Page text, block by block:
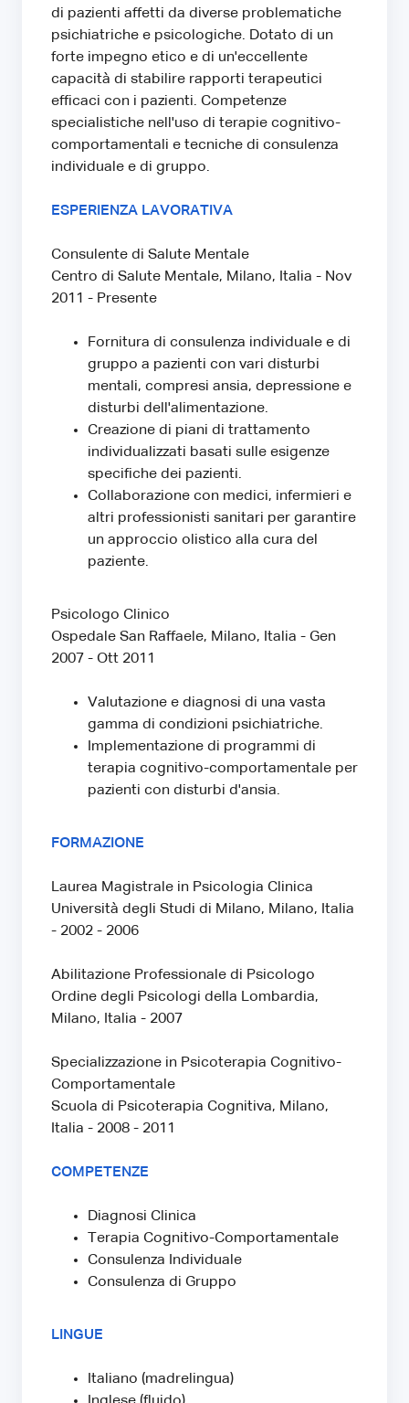
di pazienti affetti da diverse problematiche
psichiatriche e psicologiche. Dotato di un
forte impegno etico e di un'eccellente
capacità di stabilire rapporti terapeutici
efficaci con i pazienti. Competenze
specialistiche nell'uso di terapie cognitivo-
comportamentali e tecniche di consulenza
individuale e di gruppo.
ESPERIENZA LAVORATIVA
Consulente di Salute Mentale
Centro di Salute Mentale, Milano, Italia - Nov
2011 - Presente
Fornitura di consulenza individuale e di
gruppo a pazienti con vari disturbi
mentali, compresi ansia, depressione e
disturbi dell'alimentazione.
Creazione di piani di trattamento
individualizzati basati sulle esigenze
specifiche dei pazienti.
Collaborazione con medici, infermieri e
altri professionisti sanitari per garantire
un approccio olistico alla cura del
paziente.
Psicologo Clinico
Ospedale San Raffaele, Milano, Italia - Gen
2007 - Ott 2011
Valutazione e diagnosi di una vasta
gamma di condizioni psichiatriche.
Implementazione di programmi di
terapia cognitivo-comportamentale per
pazienti con disturbi d'ansia.
FORMAZIONE
Laurea Magistrale in Psicologia Clinica
Università degli Studi di Milano, Milano, Italia
- 2002 - 2006
Abilitazione Professionale di Psicologo
Ordine degli Psicologi della Lombardia,
Milano, Italia - 2007
Specializzazione in Psicoterapia Cognitivo-
Comportamentale
Scuola di Psicoterapia Cognitiva, Milano,
Italia - 2008 - 2011
COMPETENZE
Diagnosi Clinica
Terapia Cognitivo-Comportamentale
Consulenza Individuale
Consulenza di Gruppo
LINGUE
Italiano (madrelingua)